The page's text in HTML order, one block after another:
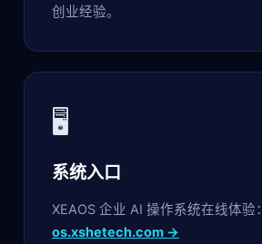
创业经验。
🖥️
系统入口
XEAOS 企业 AI 操作系统在线体验：
os.xshetech.com →